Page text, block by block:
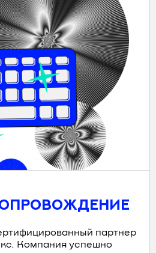
партнер
Компания успешно